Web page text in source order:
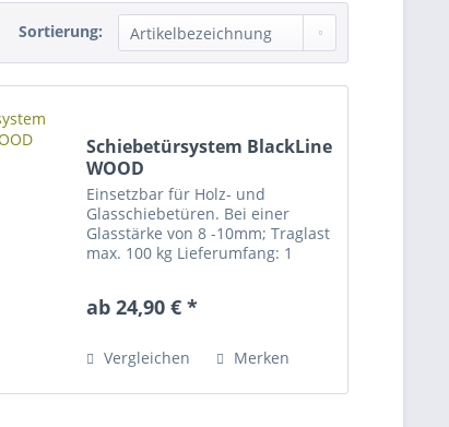
Sortierung:
Schiebetürsystem BlackLine
WOOD
Einsetzbar für Holz- und
Glasschiebetüren. Bei einer
Glasstärke von 8 -10mm; Traglast
max. 100 kg Lieferumfang: 1
Wandbefestigungen, 2 Stk.
Stk. Bodenführung...
ab 24,90 € *
Vergleichen Merken